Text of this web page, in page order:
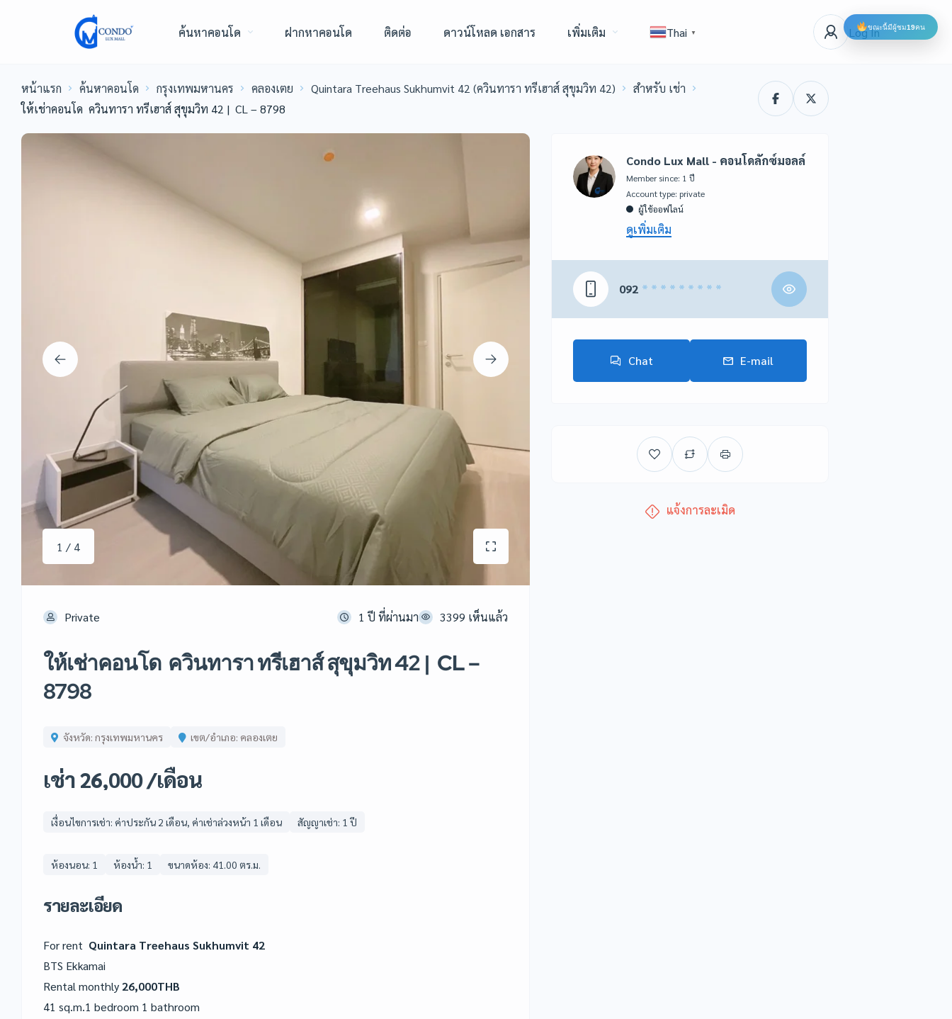
ค้นหาคอนโด ฝากหาคอนโด ติดต่อ ดาวน์โหลด เอกสาร เพิ่มเติม Thai ▼ Log In
หน้าแรก ค้นหาคอนโด กรุงเทพมหานคร คลองเตย Quintara Treehaus Sukhumvit 42 (ควินทารา ทรีเฮาส์ สุขุมวิท 42)
สำหรับ เช่า
ให้เช่าคอนโด ควินทารา ทรีเฮาส์ สุขุมวิท 42 | CL – 8798
1 / 4
Private 1 ปี ที่ผ่านมา 3399 เห็นแล้ว
ให้เช่าคอนโด ควินทารา ทรีเฮาส์ สุขุมวิท 42 | CL –
8798
จังหวัด: กรุงเทพมหานคร เขต/อำเภอ: คลองเตย
เช่า 26,000 /เดือน
เงื่อนไขการเช่า: ค่าประกัน 2 เดือน, ค่าเช่าล่วงหน้า 1 เดือน สัญญาเช่า: 1 ปี
ห้องนอน: 1 ห้องน้ำ: 1 ขนาดห้อง: 41.00 ตร.ม.
รายละเอียด
For rent Quintara Treehaus Sukhumvit 42
BTS Ekkamai
Rental monthly 26,000THB
41 sq.m.1 bedroom 1 bathroom
Condo Lux Mall - คอนโดลักซ์มอลล์
Member since: 1 ปี
account type: private
ผู้ใช้ออฟไลน์
ดูเพิ่มเติม
092 * * * * * * * * *
Chat E-mail
แจ้งการละเมิด
ขณะนี้มีผู้ชม19คน